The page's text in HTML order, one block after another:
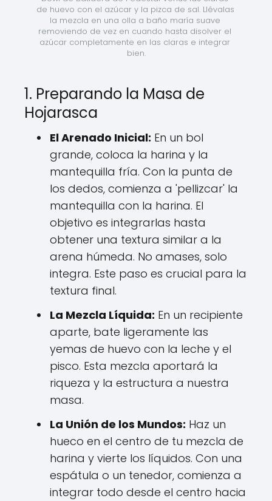
de huevo con el azúcar y la pizca de sal. Llévalas
la mezcla en una olla a baño maría suave
removiendo de vez en cuando hasta disolver el
azúcar completamente en las claras e integrar
bien.
1. Preparando la Masa de
Hojarasca
El Arenado Inicial: En un bol
grande, coloca la harina y la
mantequilla fría. Con la punta de
los dedos, comienza a 'pellizcar' la
mantequilla con la harina. El
objetivo es integrarlas hasta
obtener una textura similar a la
arena húmeda. No amases, solo
integra. Este paso es crucial para la
textura final.
La Mezcla Líquida: En un recipiente
aparte, bate ligeramente las
yemas de huevo con la leche y el
pisco. Esta mezcla aportará la
riqueza y la estructura a nuestra
masa.
La Unión de los Mundos: Haz un
hueco en el centro de tu mezcla de
harina y vierte los líquidos. Con una
espátula o un tenedor, comienza a
integrar todo desde el centro hacia